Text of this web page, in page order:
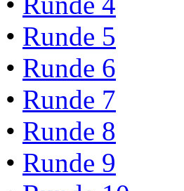
• Runde 5
• Runde 6
• Runde 7
• Runde 8
• Runde 9